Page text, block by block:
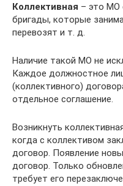
Коллективная – это МО
бригады, которые
перевозят и т. д.
Наличие такой МО не
Каждое должностное
(коллективного)
отдельное соглашение.
Возникнуть
когда с коллективом
договор. Появление
договор. Только
требует его